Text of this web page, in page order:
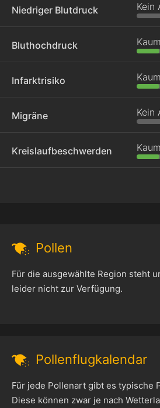
Niedriger Blutdruck Kein
Bluthochdruck Kaum
Infarktrisiko Kaum
Migräne Kein
Kreislaufbeschwerden Kaum
Pollen
Für die ausgewählte Region steht
leider nicht zur Verfügung.
Pollenflugkalendar
Für jede Pollenart gibt es typische
Diese können zwar je nach